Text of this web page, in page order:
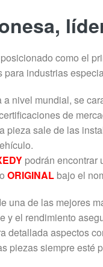
como el
industrias
nivel mundial, se
de
pieza sale de las
podrán encontrar
ORIGINAL bajo el
una de las mejores
y el rendimiento
detallada aspectos
piezas siempre esté